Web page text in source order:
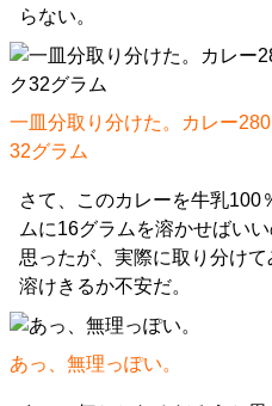
らない。
一皿分取り分けた。カレー
32グラム
さて、このカレーを牛乳100
ムに16グラムを溶かせばい
思ったが、実際に取り分けて
溶けきるか不安だ。
あっ、無理っぽい。